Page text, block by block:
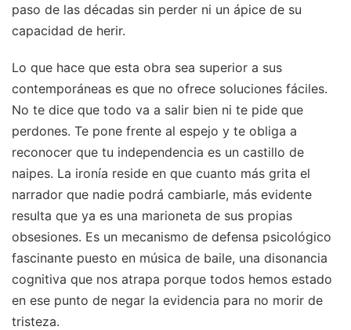
paso de las décadas sin perder ni un ápice de su
capacidad de herir.
Lo que hace que esta obra sea superior a sus
contemporáneas es que no ofrece soluciones fáciles.
No te dice que todo va a salir bien ni te pide que
perdones. Te pone frente al espejo y te obliga a
reconocer que tu independencia es un castillo de
naipes. La ironía reside en que cuanto más grita el
narrador que nadie podrá cambiarle, más evidente
resulta que ya es una marioneta de sus propias
obsesiones. Es un mecanismo de defensa psicológico
fascinante puesto en música de baile, una disonancia
cognitiva que nos atrapa porque todos hemos estado
en ese punto de negar la evidencia para no morir de
tristeza.